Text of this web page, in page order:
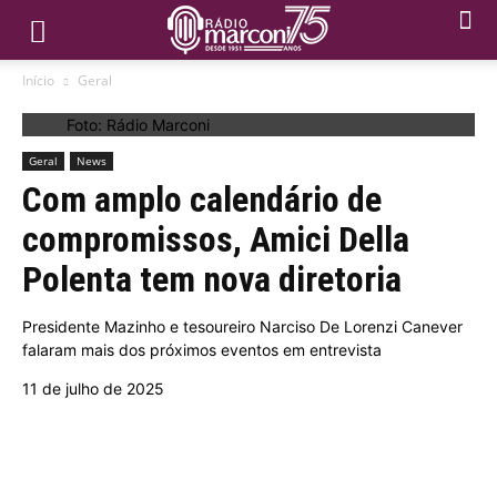
Início Geral
Foto: Rádio Marconi
Geral News
Com amplo calendário de
compromissos, Amici Della
Polenta tem nova diretoria
Presidente Mazinho e tesoureiro Narciso De Lorenzi Canever
falaram mais dos próximos eventos em entrevista
11 de julho de 2025